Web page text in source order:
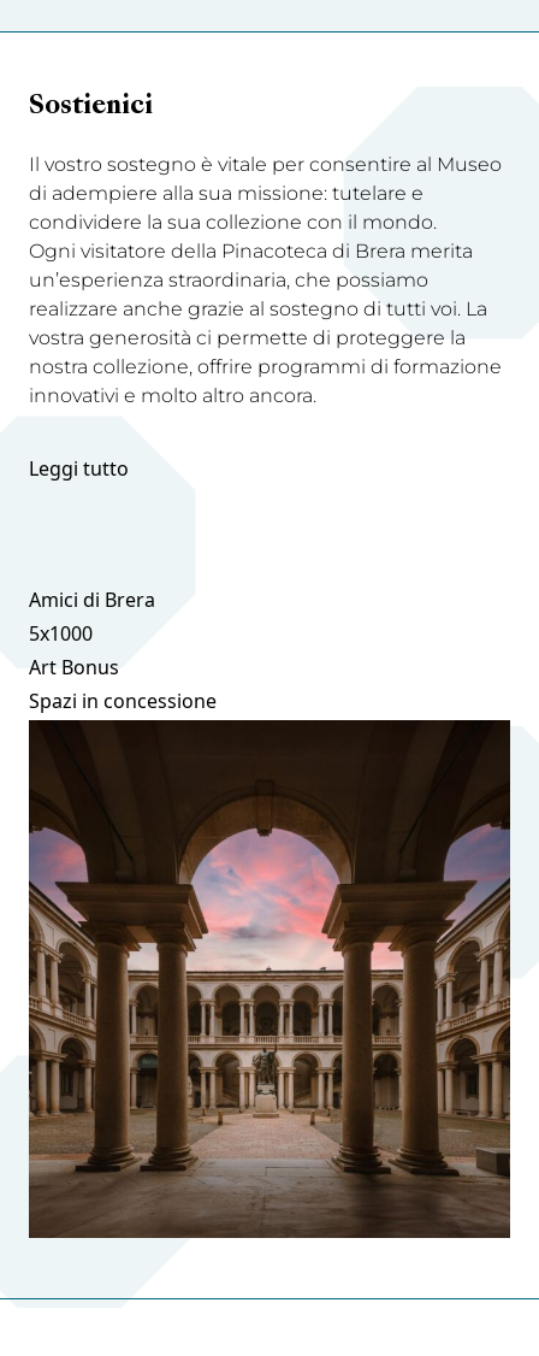
Sostienici
Il vostro sostegno è vitale per consentire al Museo
di adempiere alla sua missione: tutelare e
condividere la sua collezione con il mondo.
Ogni visitatore della Pinacoteca di Brera merita
un’esperienza straordinaria, che possiamo
realizzare anche grazie al sostegno di tutti voi. La
vostra generosità ci permette di proteggere la
nostra collezione, offrire programmi di formazione
innovativi e molto altro ancora.
Leggi tutto
Amici di Brera
5x1000
Art Bonus
Spazi in concessione